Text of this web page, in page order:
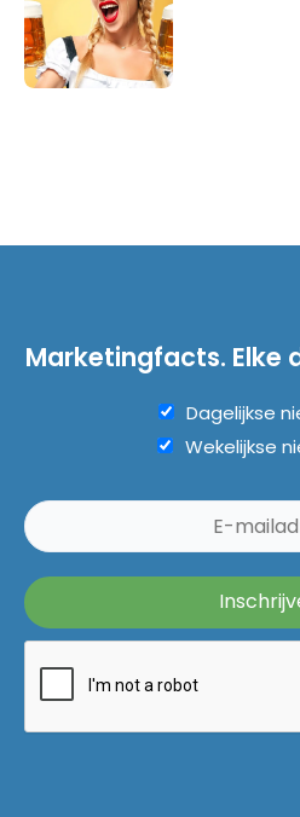
Marketingfacts. Elke
Dagelijkse
Wekelijkse